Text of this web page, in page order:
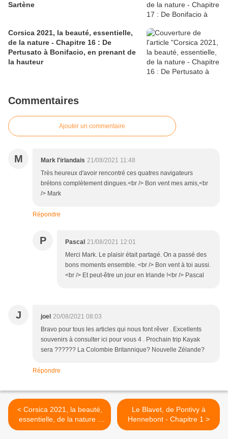
Sartène
Corsica 2021, la beauté, essentielle,
de la nature - Chapitre 16 : De
Pertusato à Bonifacio, en prenant de
la hauteur
Commentaires
Ajouter un commentaire
M Mark l'irlandais 21/08/2021 11:48
Très heureux d'avoir rencontré ces quatres navigateurs
brétons complètement dingues.<br /> Bon vent mes amis,<br
/> Mark
Répondre
P Pascal 21/08/2021 12:01
Merci Mark. Le plaisir était partagé. On a passé des
bons moments ensemble. <br /> Bon vent à toi aussi.
<br /> Et peut-être un jour en Irlande !<br /> Pascal
J joel 20/08/2021 08:03
Bravo pour tous les articles qui nous font rêver . Excellents
souvenirs à consulter ici pour vous 4 . Prochain trip Kayak
sera ?????? La Colombie Britannique? Nouvelle Zélande?
Répondre
< Corsica 2021, la beauté,
essentielle, de la nature -
Chapitre 19 : Ajaccio et
Le Blavet, de Pontivy à
Hennebont - Chapitre 1 >